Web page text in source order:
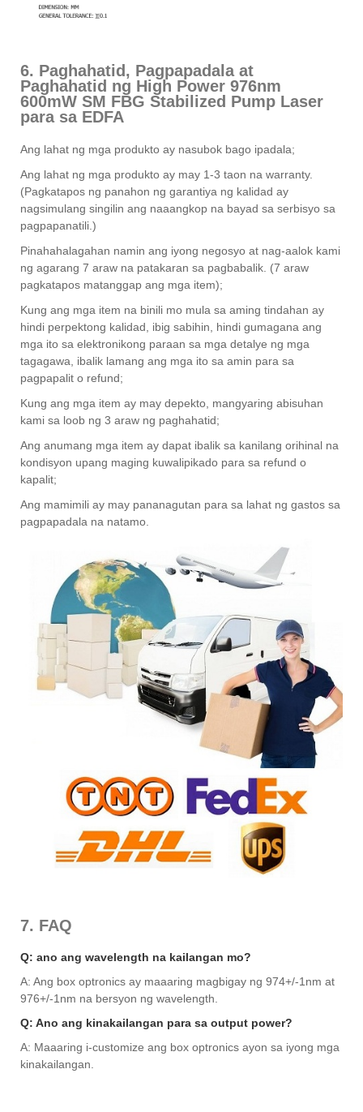
6. Paghahatid, Pagpapadala at
Paghahatid ng High Power 976nm
600mW SM FBG Stabilized Pump Laser
para sa EDFA
Ang lahat ng mga produkto ay nasubok bago ipadala;
Ang lahat ng mga produkto ay may 1-3 taon na warranty.
(Pagkatapos ng panahon ng garantiya ng kalidad ay
nagsimulang singilin ang naaangkop na bayad sa serbisyo sa
pagpapanatili.)
Pinahahalagahan namin ang iyong negosyo at nag-aalok kami
ng agarang 7 araw na patakaran sa pagbabalik. (7 araw
pagkatapos matanggap ang mga item);
Kung ang mga item na binili mo mula sa aming tindahan ay
hindi perpektong kalidad, ibig sabihin, hindi gumagana ang
mga ito sa elektronikong paraan sa mga detalye ng mga
tagagawa, ibalik lamang ang mga ito sa amin para sa
pagpapalit o refund;
Kung ang mga item ay may depekto, mangyaring abisuhan
kami sa loob ng 3 araw ng paghahatid;
Ang anumang mga item ay dapat ibalik sa kanilang orihinal na
kondisyon upang maging kuwalipikado para sa refund o
kapalit;
Ang mamimili ay may pananagutan para sa lahat ng gastos sa
pagpapadala na natamo.
7. FAQ
Q: ano ang wavelength na kailangan mo?
A: Ang box optronics ay maaaring magbigay ng 974+/-1nm at
976+/-1nm na bersyon ng wavelength.
Q: Ano ang kinakailangan para sa output power?
A: Maaaring i-customize ang box optronics ayon sa iyong mga
kinakailangan.